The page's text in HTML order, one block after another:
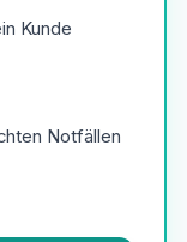
Kunde
Notfällen